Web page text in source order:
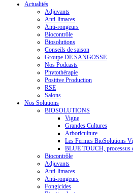
Actualités
Adjuvants
Anti-limaces
Anti-rongeurs
Biocontrôle
Biosolutions
Conseils de saison
Groupe DE SANGOSSE
Nos Podcasts
Phytothérapie
Positive Production
RSE
Salons
Nos Solutions
BIOSOLUTIONS
Vigne
Grandes Cultures
Arboriculture
Les Fermes BioSolutions
BLUE TOUCH, processus
Biocontrôle
Adjuvants
Anti-limaces
Anti-rongeurs
Fongicides